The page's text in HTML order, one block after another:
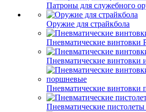
Патроны для служебного
Оружие для страйкбола
Пневматические винтовки
Пневматические винтовки
Пневматические
Пневматические пистолеты